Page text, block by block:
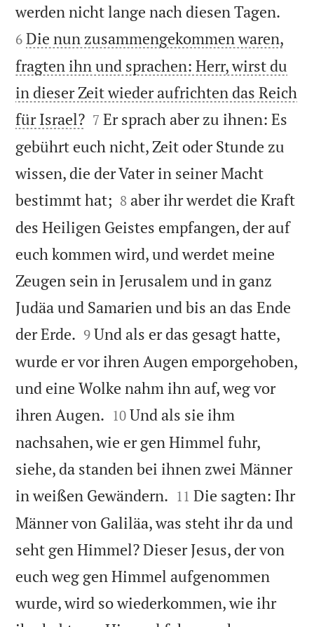
werden nicht lange nach diesen Tagen.
6 Die nun zusammengekommen waren,
fragten ihn und sprachen: Herr, wirst du
in dieser Zeit wieder aufrichten das Reich
für Israel?
7 Er sprach aber zu ihnen: Es
gebührt euch nicht, Zeit oder Stunde zu
wissen, die der Vater in seiner Macht
bestimmt hat; 

8 aber ihr werdet die Kraft
des Heiligen Geistes empfangen, der auf
euch kommen wird, und werdet meine
Zeugen sein in Jerusalem und in ganz
Judäa und Samarien und bis an das Ende
der Erde. 

9 Und als er das gesagt hatte,
wurde er vor ihren Augen emporgehoben,
und eine Wolke nahm ihn auf, weg vor
ihren Augen. 

10 Und als sie ihm
nachsahen, wie er gen Himmel fuhr,
siehe, da standen bei ihnen zwei Männer
in weißen Gewändern. 

11 Die sagten: Ihr
Männer von Galiläa, was steht ihr da und
seht gen Himmel? Dieser Jesus, der von
euch weg gen Himmel aufgenommen
wurde, wird so wiederkommen, wie ihr